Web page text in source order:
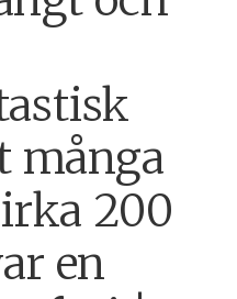
många
200
en